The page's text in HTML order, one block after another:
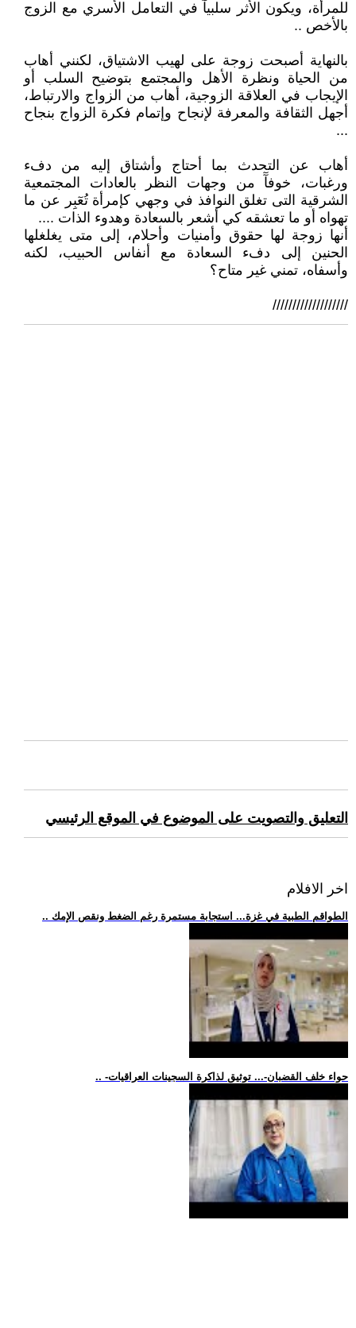
للمرأة، ويكون الأثر سلبيآٓ في التعامل الأسري مع الزوج
بالأخص ..
بالنهاية أصبحت زوجة على لهيب الاشتياق، لكنني أهاب
من الحياة ونظرة الأهل والمجتمع بتوضيح السلب أو
الإيجاب في العلاقة الزوجية، أهاب من الزواج والارتباط،
أجهل الثقافة والمعرفة لإنجاح وإتمام فكرة الزواج بنجاح
...
أهاب عن التحدث بما أحتاج وأشتاق إليه من دفء
ورغبات، خوفآٓ من وجهات النظر بالعادات المجتمعية
الشرقية التى تغلق النوافذ في وجهي كإمرأة تُعٓبِر عن ما
تهواه أو ما تعشقه كي أشعر بالسعادة وهدوء الذات ....
أنها زوجة لها حقوق وأمنيات وأحلام، إلى متى يغلغلها
الحنين إلى دفء السعادة مع أنفاس الحبيب، لكنه
وأسفاه، تمني غير متاح؟
///////////////////
التعليق والتصويت على الموضوع في الموقع الرئيسي
اخر الافلام
.. الطواقم الطبية في غزة... استجابة مستمرة رغم الضغط ونقص الإمك
.. -حواء خلف القضبان-... توثيق لذاكرة السجينات العراقيات